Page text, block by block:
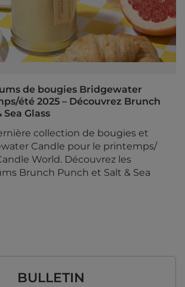
de bougies Bridgewater
été 2025 – Découvrez Brunch
Glass
collection de bougies et
Candle pour le printemps/
World. Découvrez les
Brunch Punch et Salt & Sea
BULLETIN